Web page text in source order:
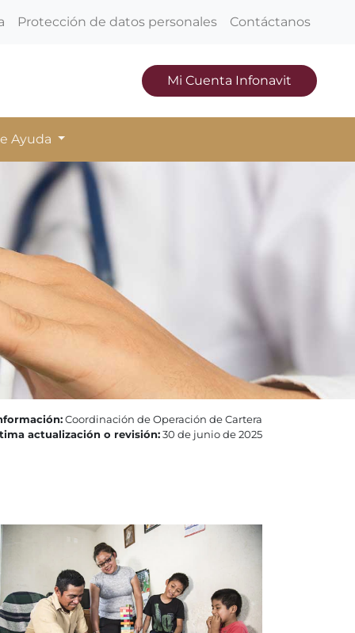
Protección de datos personales Contáctanos
Mi Cuenta Infonavit
Ayuda
Coordinación de Operación de Cartera
actualización o revisión: 30 de junio de 2025